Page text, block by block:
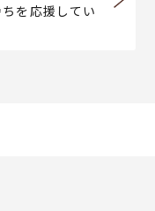
を応援してい